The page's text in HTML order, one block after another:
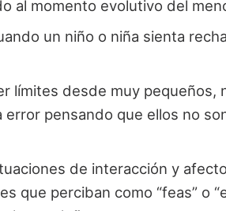
al momento evolutivo del
un niño o niña sienta
límites desde muy pequeños,
error pensando que ellos no
de interacción y
que perciban como “feas” o